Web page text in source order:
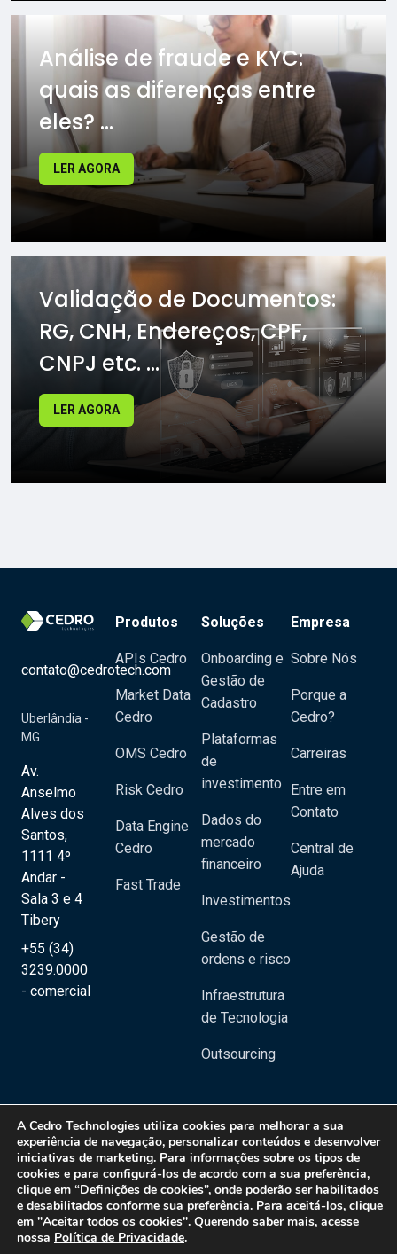
Análise de fraude e KYC:
quais as diferenças entre
eles? ...
LER AGORA
Validação de Documentos:
RG, CNH, Endereços, CPF,
CNPJ etc. ...
LER AGORA
A Cedro Technologies utiliza cookies para melhorar a sua
experiência de navegação, personalizar conteúdos e desenvolver
iniciativas de marketing. Para informações sobre os tipos de
cookies e para configurá-los de acordo com a sua preferência,
clique em “Definições de cookies”, onde poderão ser habilitados
e desabilitados conforme sua preferência. Para aceitá-los, clique
em "Aceitar todos os cookies". Querendo saber mais, acesse
nossa Política de Privacidade.
contato@cedrotech.com
Uberlândia -
MG
Av.
Anselmo
Alves dos
Santos,
1111 4º
Andar -
Sala 3 e 4
Tibery
+55 (34)
3239.0000
- comercial
Produtos
APIs Cedro
Market Data
Cedro
OMS Cedro
Risk Cedro
Data Engine
Cedro
Fast Trade
Soluções
Onboarding e
Gestão de
Cadastro
Plataformas
de
investimento
Dados do
mercado
financeiro
Investimentos
Gestão de
ordens e risco
Infraestrutura
de Tecnologia
Outsourcing
Empresa
Sobre Nós
Porque a
Cedro?
Carreiras
Entre em
Contato
Central de
Ajuda
Copyright 2020 © Cedro Technologies - Todos os direitos reservados | CNPJ:
20.129.023/0001-08
Política de Privacidade